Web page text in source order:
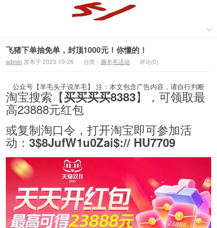
飞猪下单抽免单，封顶1000元！你懂的！
admin 发布于 2023-10-26 分类： 薅羊毛活动 评论(0)
公众号【羊毛头子说羊毛】 注：本文包含广告内容，请自行判断
淘宝搜索【买买买买8383】，可领取最
高23888元红包
或复制淘口令，打开淘宝即可参加活
动： 3$8JufW1u0Zai$:// HU7709